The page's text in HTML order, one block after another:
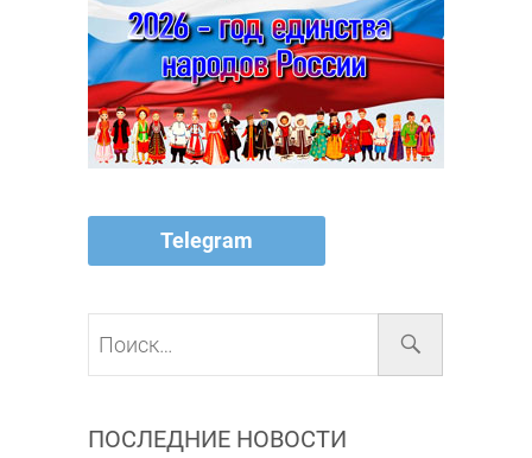
Telegram
ПОСЛЕДНИЕ НОВОСТИ